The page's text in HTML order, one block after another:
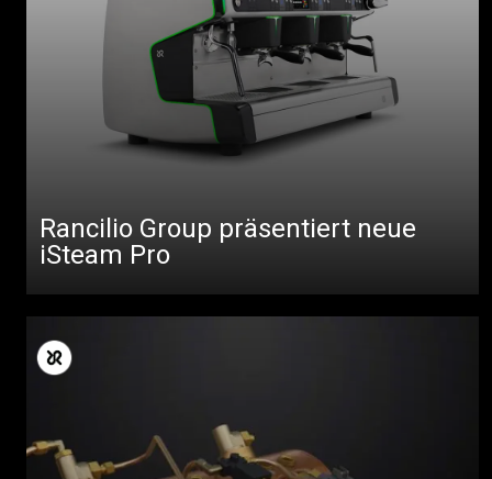
Rancilio Group präsentiert neue
iSteam Pro